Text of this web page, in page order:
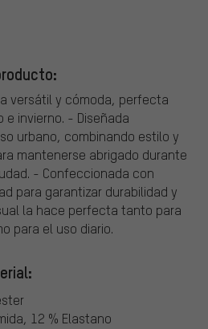
versátil y cómoda, perfecta
invierno. - Diseñada
urbano, combinando estilo y
mantenerse abrigado durante
- Confeccionada con
para garantizar durabilidad y
la hace perfecta tanto para
para el uso diario.
12 % Elastano